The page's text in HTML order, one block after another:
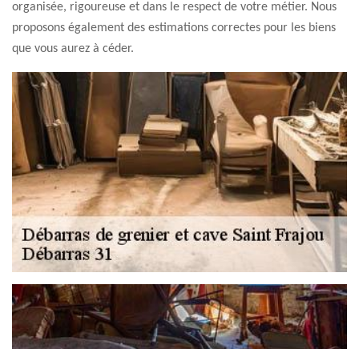
organisée, rigoureuse et dans le respect de votre métier. Nous
proposons également des estimations correctes pour les biens
que vous aurez à céder.